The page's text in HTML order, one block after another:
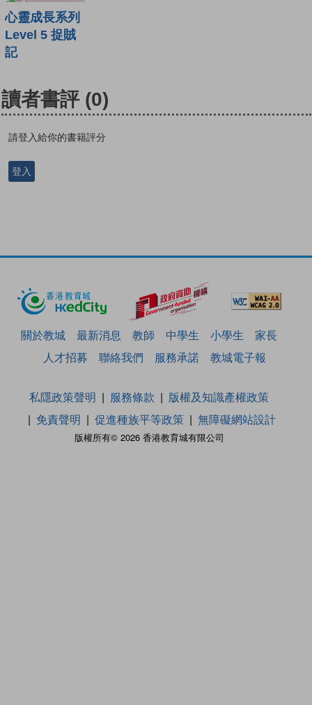
心靈成長系列
Level 5 捉賊
記
讀者書評 (0)
請登入給你的書籍評分
登入
關於教城 最新消息 教師 中學生 小學生
家長
人才招募
聯絡我們 服務承諾 教城電子報
版權所有© 2026 香港教育城有限公司
私隱政策聲明 服務條款
版權及知識產權政策
免責聲明
促進種族平等政策 無障礙網站設計